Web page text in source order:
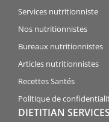
Services nutritionniste
Nos nutritionnistes
Bureaux nutritionnistes
Articles nutritionnistes
Recettes Santés
Politique de
DIETITIAN SERVICES